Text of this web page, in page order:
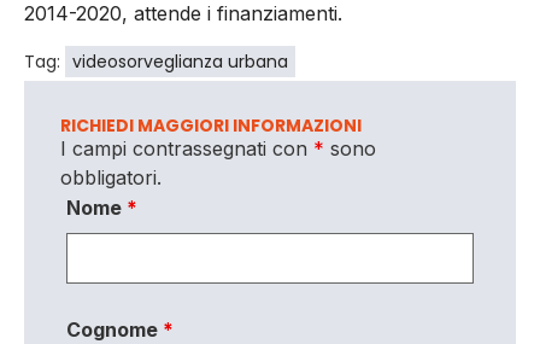
2014-2020, attende i finanziamenti.
Tag: videosorveglianza urbana
RICHIEDI MAGGIORI INFORMAZIONI
I campi contrassegnati con * sono
obbligatori.
Nome *
Cognome *